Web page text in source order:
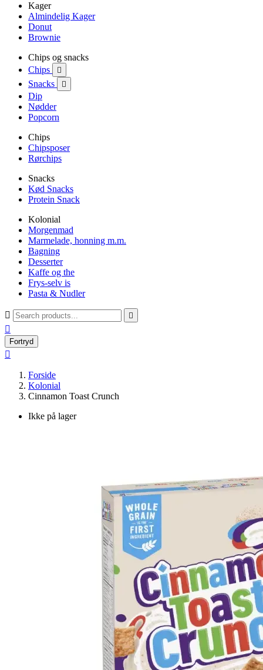
Kager
Almindelig Kager
Donut
Brownie
Chips og snacks
Chips

Snacks 
Dip
Nødder
Popcorn
Chips
Chipsposer
Rørchips
Snacks
Kød Snacks
Protein Snack
Kolonial
Morgenmad
Marmelade, honning m.m.
Bagning
Desserter
Kaffe og the
Frys-selv is
Pasta & Nudler
 

Fortryd

Forside
Kolonial
Cinnamon Toast Crunch
Ikke på lager